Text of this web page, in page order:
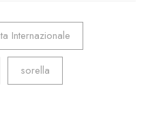
gr
a
m
Internazionale
sorella